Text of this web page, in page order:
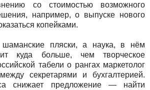
со стоимостью возможного
например, о выпуске нового
копейками.
пляски, а наука, в нём
куда больше, чем творческое
табели о рангах маркетолог
секретарями и бухгалтерией.
снижает предложение — найти